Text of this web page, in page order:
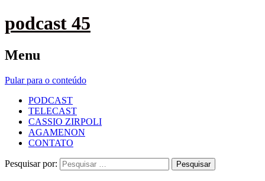
podcast 45
Menu
Pular para o conteúdo
PODCAST
TELECAST
CASSIO ZIRPOLI
AGAMENON
CONTATO
Pesquisar por: